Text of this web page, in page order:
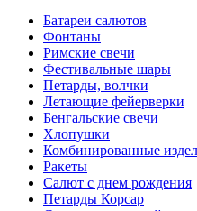
Батареи салютов
Фонтаны
Римские свечи
Фестивальные шары
Петарды, волчки
Летающие фейерверки
Бенгальские свечи
Хлопушки
Комбинированные
Ракеты
Салют с днем рождения
Петарды Корсар